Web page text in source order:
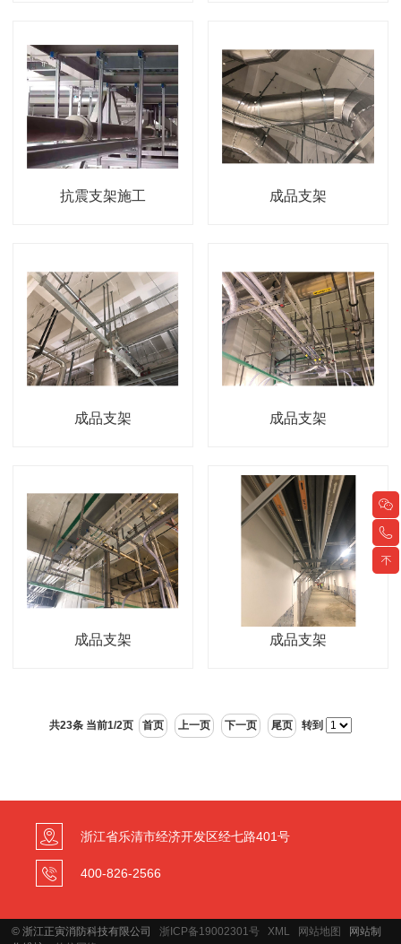
抗震支架施工 成品支架
成品支架 成品支架
成品支架 成品支架
共23条 当前1/2页 首页 上一页 下一页 尾页 转到
浙江省乐清市经济开发区经七路401号
400-826-2566
© 浙江正寅消防科技有限公司浙ICP备19002301号 XML 网站地图
网站制